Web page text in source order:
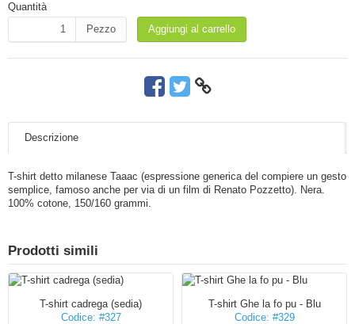
Quantità
Pezzo
Aggiungi al carrello
Descrizione
T-shirt detto milanese Taaac (espressione generica del compiere un gesto
semplice, famoso anche per via di un film di Renato Pozzetto). Nera.
100% cotone, 150/160 grammi.
Prodotti simili
T-shirt cadrega (sedia)
Codice: #327
T-shirt Ghe la fo pu - Blu
Codice: #329